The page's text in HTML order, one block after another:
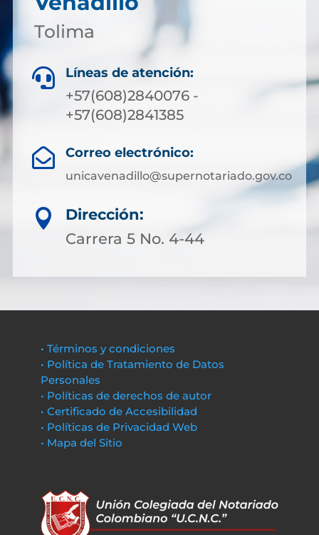
Tolima
 Líneas de atención:
+57(608)2840076 -
+57(608)2841385
 Correo electrónico:
unicavenadillo@supernotariado.gov.co

Dirección:
Carrera 5 No. 4-44
• Términos y condiciones
• Política de Tratamiento de Datos
Personales
• Políticas de derechos de autor
• Certificado de Accesibilidad
• Políticas de Privacidad Web
• Mapa del Sitio